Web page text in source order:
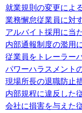
就業規則の変更によ
業務懈怠従業員に対
アルバイト採用に当
内部通報制度の濫用
従業員をトレーラー
パワーハラスメント
現場所長の退職防止
内部規程に違反した
会社に損害を与えた